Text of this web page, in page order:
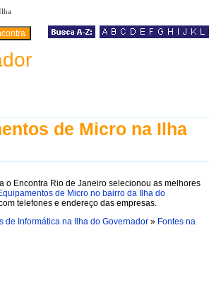
de Micro na Ilha
o Encontra Rio de Janeiro selecionou as melhores
de Micro no bairro da Ilha do
telefones e endereço das empresas.
de Informática na Ilha do Governador » Fontes na